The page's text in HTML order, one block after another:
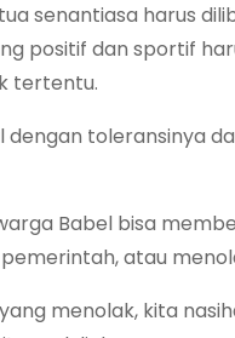
senantiasa harus
positif dan sportif
tertentu.
dengan toleransinya
Babel bisa
atau
menolak, kita